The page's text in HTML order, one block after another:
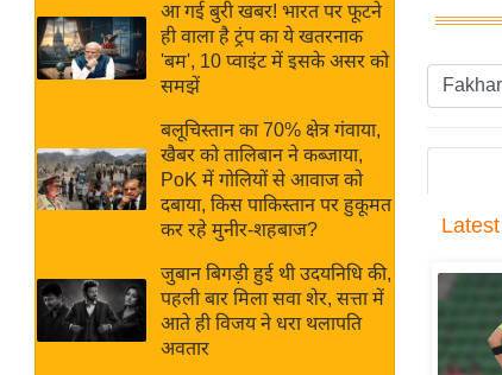
Hindi
Live
News in
Hindi
ख
ब
र
अंतर्राष्ट्रीय
बिज़नेस
विशेषज्ञ
राय
आ गई बुरी खबर! भारत पर फूटने
ही वाला है ट्रंप का ये खतरनाक
'बम', 10 प्वाइंट में इसके असर को
समझें
बलूचिस्तान का 70% क्षेत्र गंवाया,
खैबर को तालिबान ने कब्जाया,
PoK में गोलियों से आवाज को
दबाया, किस पाकिस्तान पर हुकूमत
कर रहे मुनीर-शहबाज?
जुबान बिगड़ी हुई थी उदयनिधि की,
पहली बार मिला सवा शेर, सत्ता में
आते ही विजय ने धरा थलापति
अवतार
Latest